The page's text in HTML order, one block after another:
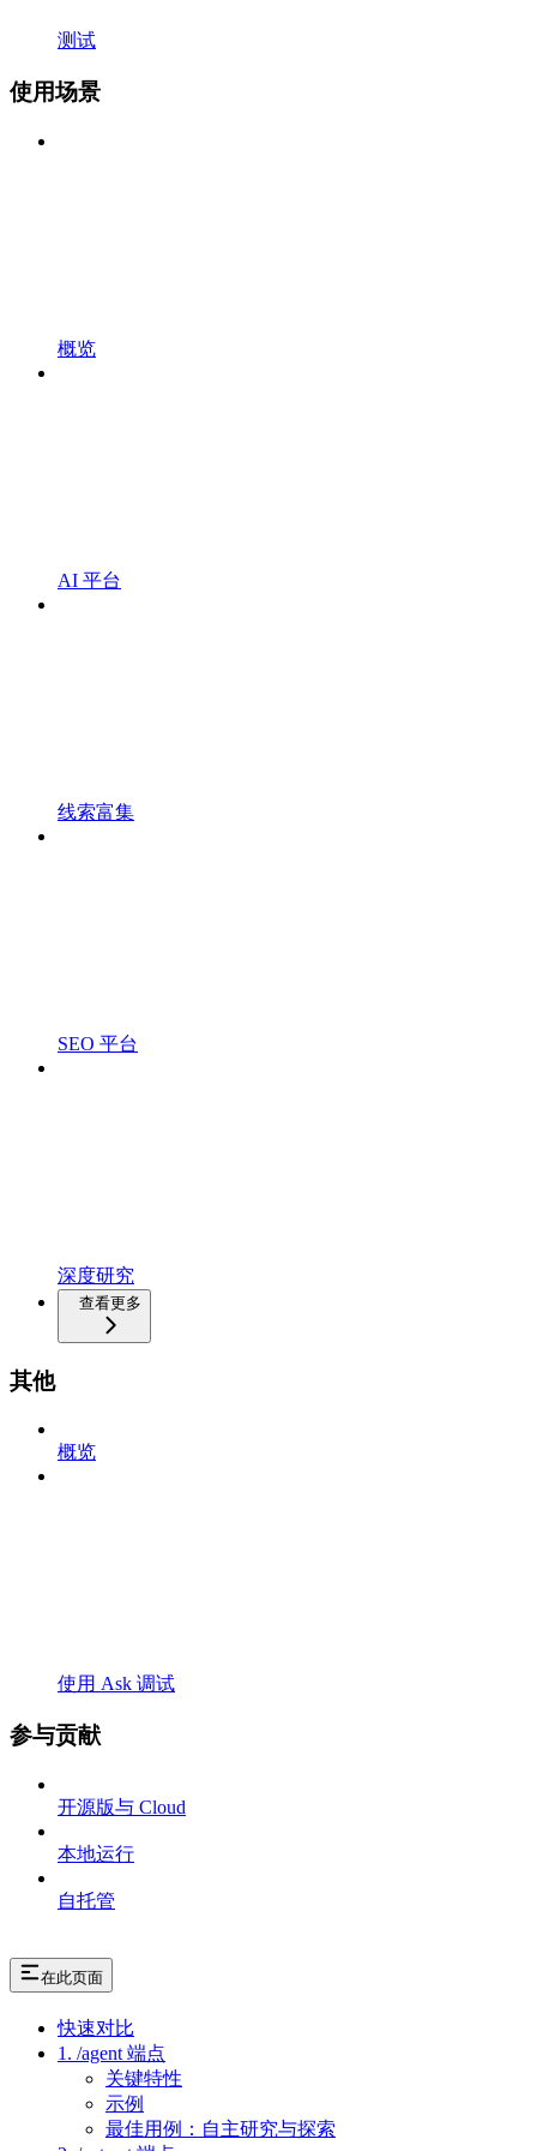
测试
使用场景
概览
AI 平台
线索富集
SEO 平台
深度研究
查看更多
其他
概览
使用 Ask 调试
参与贡献
开源版与 Cloud
本地运行
自托管
在此页面
快速对比
1. /agent 端点
关键特性
示例
最佳用例：自主研究与探索